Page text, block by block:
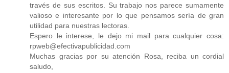
través de sus escritos. Su trabajo nos parece sumamente
valioso e interesante por lo que pensamos sería de gran
utilidad para nuestras lectoras.
Espero le interese, le dejo mi mail para cualquier cosa:
rpweb@efectivapublicidad.com
Muchas gracias por su atención Rosa, reciba un cordial
saludo,